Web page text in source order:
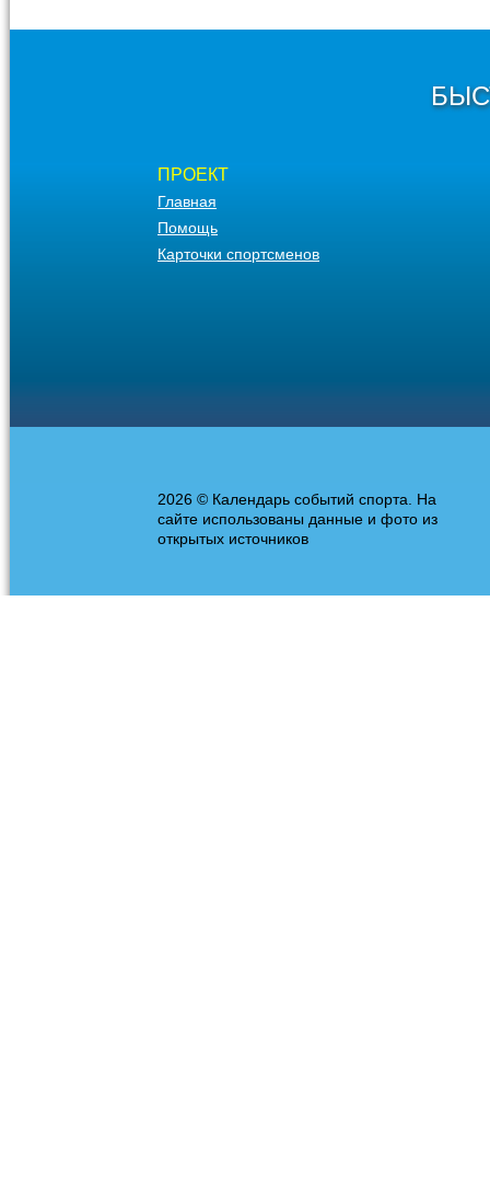
ПРОЕКТ
Главная
Помощь
Карточки спортсменов
2026 © Календарь событий спорта. На
сайте использованы данные и фото из
открытых источников